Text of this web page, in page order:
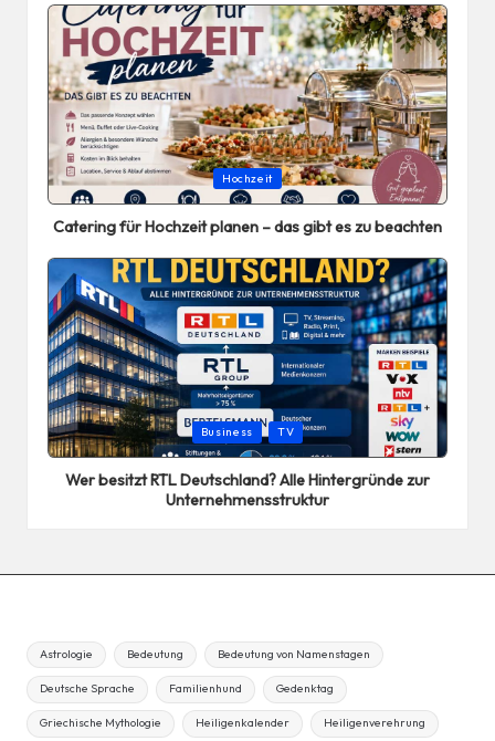
Posted
in
Hochzeit
Catering für Hochzeit planen – das gibt es zu beachten
Posted
in
Business TV
Wer besitzt RTL Deutschland? Alle Hintergründe zur
Unternehmensstruktur
Astrologie Bedeutung Bedeutung von Namenstagen
Deutsche Sprache Familienhund Gedenktag
Griechische Mythologie Heiligenkalender Heiligenverehrung